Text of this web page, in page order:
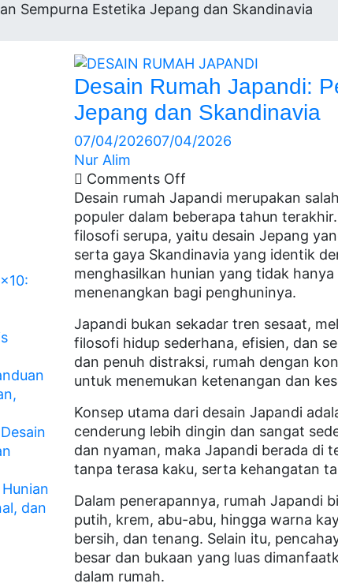
Sempurna Estetika Jepang dan Skandinavia
dan
Desain Rumah Japandi:
Jepang dan Skandinavia
07/04/202607/04/2026
Nur Alim
Comments Off
Desain rumah Japandi merupakan
populer dalam beberapa tahun
filosofi serupa, yaitu desain Jepang
serta gaya Skandinavia yang identik
menghasilkan hunian yang tidak
menenangkan bagi penghuninya.
Japandi bukan sekadar tren sesaat,
filosofi hidup sederhana, efisien, dan
dan penuh distraksi, rumah dengan
untuk menemukan ketenangan dan
Konsep utama dari desain Japandi
cenderung lebih dingin dan sangat
dan nyaman, maka Japandi berada di
tanpa terasa kaku, serta kehangatan
Dalam penerapannya, rumah Japandi
putih, krem, abu-abu, hingga warna
bersih, dan tenang. Selain itu,
besar dan bukaan yang luas
dalam rumah.